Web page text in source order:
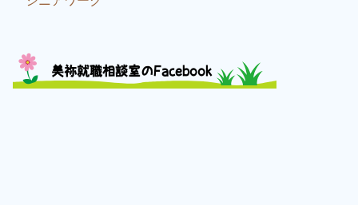
美祢就職相談室のFacebook